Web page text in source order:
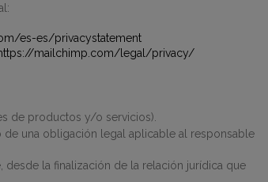
es-es/privacystatement
mailchimp.com/legal/privacy/
de productos y/o servicios).
de una obligación legal aplicable al responsable
la finalización de la relación jurídica que